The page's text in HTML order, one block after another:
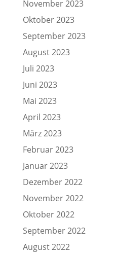
November 2023
Oktober 2023
September 2023
August 2023
Juli 2023
Juni 2023
Mai 2023
April 2023
März 2023
Februar 2023
Januar 2023
Dezember 2022
November 2022
Oktober 2022
September 2022
August 2022